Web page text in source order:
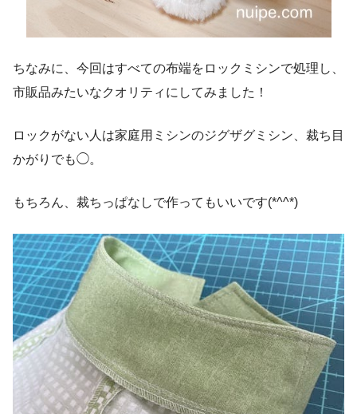
ちなみに、今回はすべての布端をロックミシンで処理し、
市販品みたいなクオリティにしてみました！
ロックがない人は家庭用ミシンのジグザグミシン、裁ち目
かがりでも◯。
もちろん、裁ちっぱなしで作ってもいいです(*^^*)